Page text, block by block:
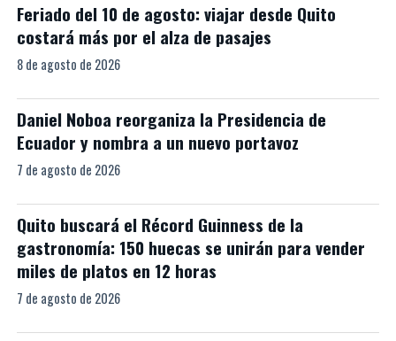
Feriado del 10 de agosto: viajar desde Quito
costará más por el alza de pasajes
8 de agosto de 2026
Daniel Noboa reorganiza la Presidencia de
Ecuador y nombra a un nuevo portavoz
7 de agosto de 2026
Quito buscará el Récord Guinness de la
gastronomía: 150 huecas se unirán para vender
miles de platos en 12 horas
7 de agosto de 2026